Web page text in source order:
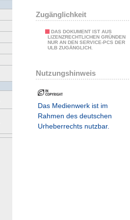
Zugänglichkeit
DAS DOKUMENT IST AUS
LIZENZRECHTLICHEN GRÜNDEN
NUR AN DEN SERVICE-PCS DER
ULB ZUGÄNGLICH.
Nutzungshinweis
Das Medienwerk ist im
Rahmen des deutschen
Urheberrechts nutzbar.